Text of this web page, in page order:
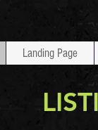
Landing Page